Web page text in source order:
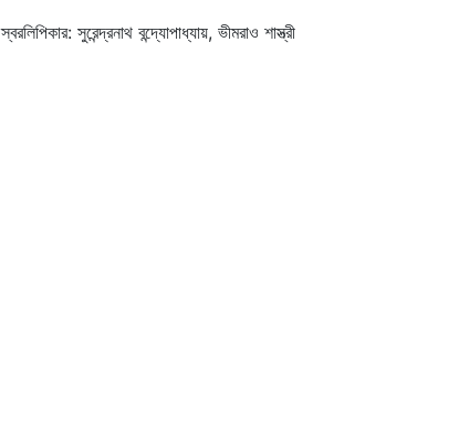
স্বরলিপিকার: সুরেন্দ্রনাথ বন্দ্যোপাধ্যায়, ভীমরাও শাস্ত্রী